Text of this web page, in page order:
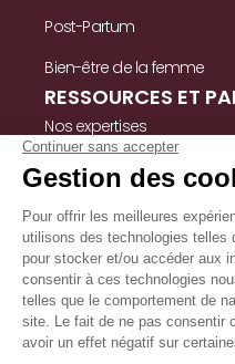
Post-Partum
Bien-être de la femme
RESSOURCES ET
Nos expertises
Nos ressources
Témoignages
Nous contacter
INFORMATIONS
Mentions légales
Politique de confidentialité